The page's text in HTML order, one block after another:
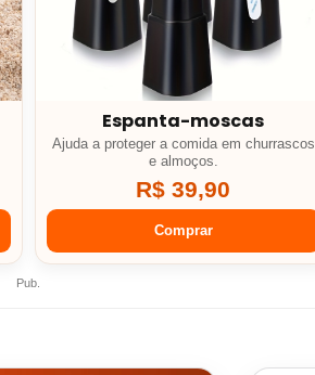
Espanta-moscas
Ajuda a proteger a comida em churrascos
e almoços.
R$ 39,90
Comprar
Pub.